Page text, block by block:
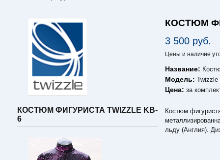
КОСТЮМ ФИГУРИСТА TWIZZLE KB-
6
КОСТЮМ
3 500 руб.
Цены и наличие
Название:
Модель:Twizzle
Цена:за
Костюм
льду (Англия).